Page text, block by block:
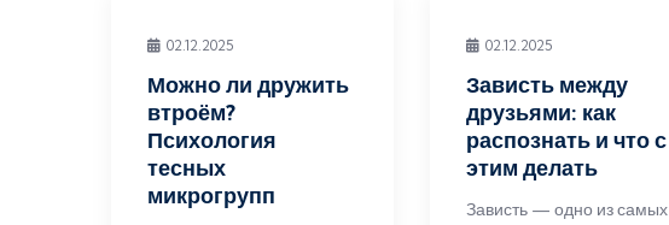
02.12.2025
Можно ли дружить
втроём?
Психология
тесных
микрогрупп
02.12.2025
Зависть между
друзьями: как
распознать и что с
этим делать
Зависть — одно из самых